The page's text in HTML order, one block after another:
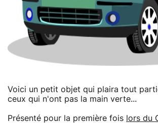
Voici un petit objet qui plaira tout
ceux qui n'ont pas la main verte...
Présenté pour la première fois lors du